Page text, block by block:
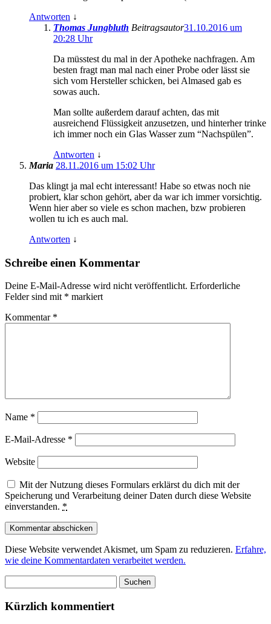
Antworten ↓
Thomas Jungbluth Beitragsautor31.10.2016 um
20:28 Uhr
Da müsstest du mal in der Apotheke nachfragen. Am
besten fragt man mal nach einer Probe oder lässt sie
sich vom Hersteller schicken, bei Almased gab es
sowas auch.
Man sollte außerdem darauf achten, das mit
ausreichend Flüssigkeit anzusetzen, und hinterher trinke
ich immer noch ein Glas Wasser zum “Nachspülen”.
Antworten ↓
Maria 28.11.2016 um 15:02 Uhr
Das klingt ja mal echt interessant! Habe so etwas noch nie
probiert, klar schon gehört, aber da war ich immer vorsichtig.
Wenn hier aber so viele es schon machen, bzw probieren
wollen tu ich es auch mal.
Antworten ↓
Schreibe einen Kommentar
Deine E-Mail-Adresse wird nicht veröffentlicht. Erforderliche
Felder sind mit * markiert
Kommentar *
Name *
E-Mail-Adresse *
Website
Mit der Nutzung dieses Formulars erklärst du dich mit der
Speicherung und Verarbeitung deiner Daten durch diese Website
einverstanden. *
Diese Website verwendet Akismet, um Spam zu reduzieren. Erfahre,
wie deine Kommentardaten verarbeitet werden.
nach:
Kürzlich kommentiert